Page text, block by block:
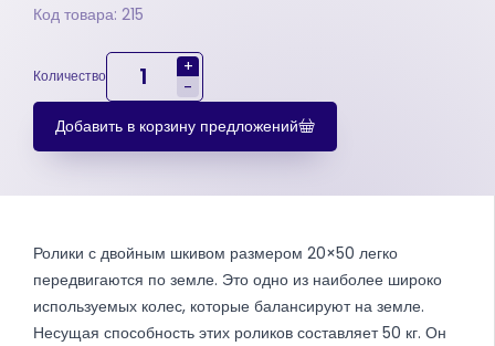
Код товара: 215
Количество
+
-
Добавить в корзину предложений
Ролики с двойным шкивом размером 20×50 легко
передвигаются по земле. Это одно из наиболее широко
используемых колес, которые балансируют на земле.
Несущая способность этих роликов составляет 50 кг. Он